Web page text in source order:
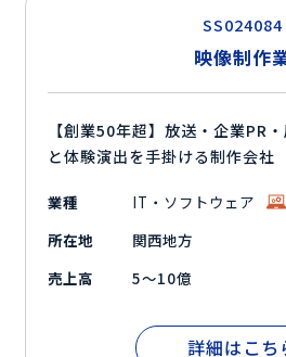
SS024084
映像制作
【創業50年超】放送・企業PR
と体験演出を手掛ける制作会社
業種
IT・ソフトウェア
所在地
関西地方
売上高
5～10億
詳細はこち